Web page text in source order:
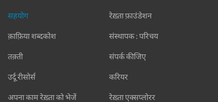
सहयोग
क़ाफ़िया शब्दकोश
तक़्ती
उर्दू रीसोर्स
अपना काम रेख़्ता को भेजें
रेख़्ता फ़ाउंडेशन
संस्थापक : परिचय
संपर्क कीजिए
करियर
रेख़्ता एक्सप्लोरर